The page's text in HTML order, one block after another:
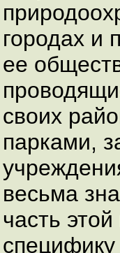
городах и
ее
своих
парками,
весьма
часть